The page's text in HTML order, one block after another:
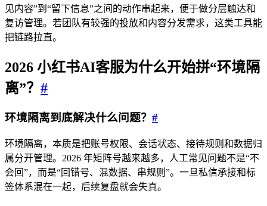
见内容”到“留下信息”之间的动作串起来，便于做分层触达和
复访管理。若团队有较强的投放和内容分发需求，这类工具能
把链路拉直。
2026 小红书AI客服为什么开始拼“环境隔
离”？ #
环境隔离到底解决什么问题？ #
环境隔离，本质是把账号权限、会话状态、接待规则和数据归
属分开管理。2026 年矩阵号越来越多，人工常见问题不是“不
会回”，而是“回错号、混数据、串规则”。一旦私信承接和标
签体系混在一起，后续复盘就会失真。